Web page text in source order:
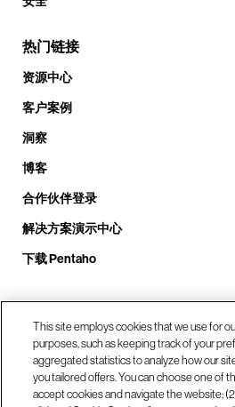
热门链接
资源中心
客户案例
洞察
博客
合作伙伴登录
解决方案演示中心
下载 Pentaho
致电我们：
我们的位置
This site employs cookies that we use for
purposes, such as keeping track of your
aggregated statistics to analyze how our
you tailored offers. You can choose one of
accept cookies and navigate the website;